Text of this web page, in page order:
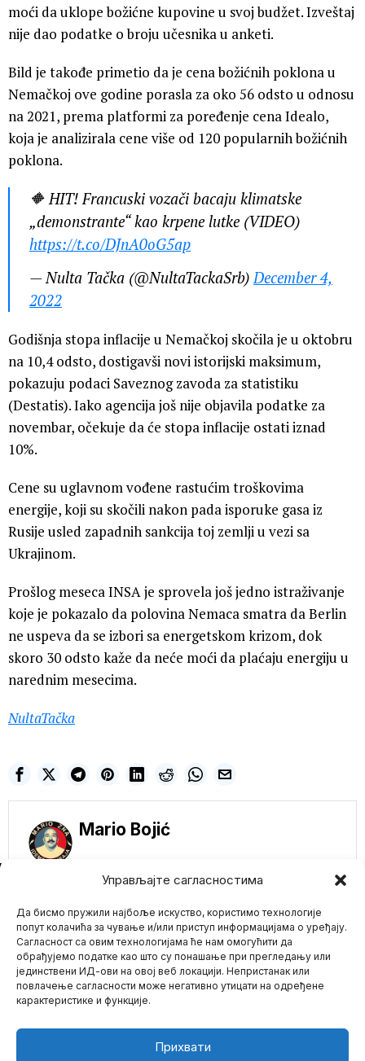
Управљајте сагласностима
Да бисмо пружили најбоље искуство, користимо технологије
попут колачића за чување и/или приступ информацијама о уређају.
Сагласност са овим технологијама ће нам омогућити да
обрађујемо податке као што су понашање при прегледању или
јединствени ИД-ови на овој веб локацији. Непристанак или
повлачење сагласности може негативно утицати на одређене
карактеристике и функције.
Прихвати
moći da uklope božićne kupovine u svoj budžet. Izveštaj
nije dao podatke o broju učesnika u anketi.
Bild je takođe primetio da je cena božićnih poklona u
Nemačkoj ove godine porasla za oko 56 odsto u odnosu
na 2021, prema platformi za poređenje cena Idealo,
koja je analizirala cene više od 120 popularnih božićnih
poklona.
🔶 HIT! Francuski vozači bacaju klimatske
„demonstrante“ kao krpene lutke (VIDEO)
https://t.co/DJnA0oG5ap
— Nulta Tačka (@NultaTackaSrb)December 4,
2022
Godišnja stopa inflacije u Nemačkoj skočila je u oktobru
na 10,4 odsto, dostigavši novi istorijski maksimum,
pokazuju podaci Saveznog zavoda za statistiku
(Destatis). Iako agencija još nije objavila podatke za
novembar, očekuje da će stopa inflacije ostati iznad
10%.
Cene su uglavnom vođene rastućim troškovima
energije, koji su skočili nakon pada isporuke gasa iz
Rusije usled zapadnih sankcija toj zemlji u vezi sa
Ukrajinom.
Prošlog meseca INSA je sprovela još jedno istraživanje
koje je pokazalo da polovina Nemaca smatra da Berlin
ne uspeva da se izbori sa energetskom krizom, dok
skoro 30 odsto kaže da neće moći da plaćaju energiju u
narednim mesecima.
NultaTačka
Mario Bojić
Mario zna Youtube
Preti carinama na
automobile od 25%
kao odgovor na
poteze SAD i EU
Peking i dalje razmišlja o
očekivanoj odmazdi
nakon prošlonedeljne
odluke
EU bira novog
komesara za cenzuru
Henu Virkunen da